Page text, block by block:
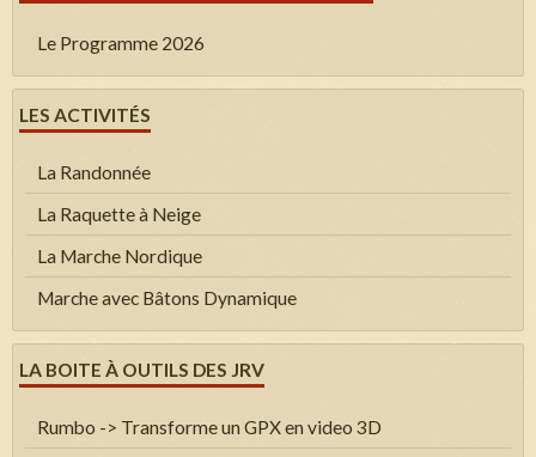
Le Programme 2026
LES ACTIVITÉS
La Randonnée
La Raquette à Neige
La Marche Nordique
Marche avec Bâtons Dynamique
LA BOITE À OUTILS DES JRV
Rumbo -> Transforme un GPX en video 3D